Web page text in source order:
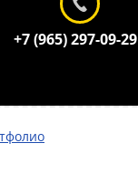
+7 (965) 297-09-29